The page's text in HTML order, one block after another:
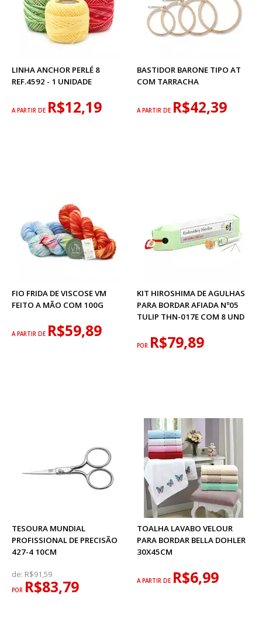
LINHA ANCHOR PERLÉ 8
REF.4592 - 1 UNIDADE
A PARTIR DE R$12,19
BASTIDOR BARONE TIPO AT
COM TARRACHA
A PARTIR DE R$42,39
FIO FRIDA DE VISCOSE VM
FEITO A MÃO COM 100G
A PARTIR DE R$59,89
KIT HIROSHIMA DE AGULHAS
PARA BORDAR AFIADA Nº05
TULIP THN-017E COM 8 UND
POR R$79,89
TESOURA MUNDIAL
PROFISSIONAL DE PRECISÃO
427-4 10CM
de: R$91,59
POR R$83,79
TOALHA LAVABO VELOUR
PARA BORDAR BELLA DOHLER
30X45CM
A PARTIR DE R$6,99